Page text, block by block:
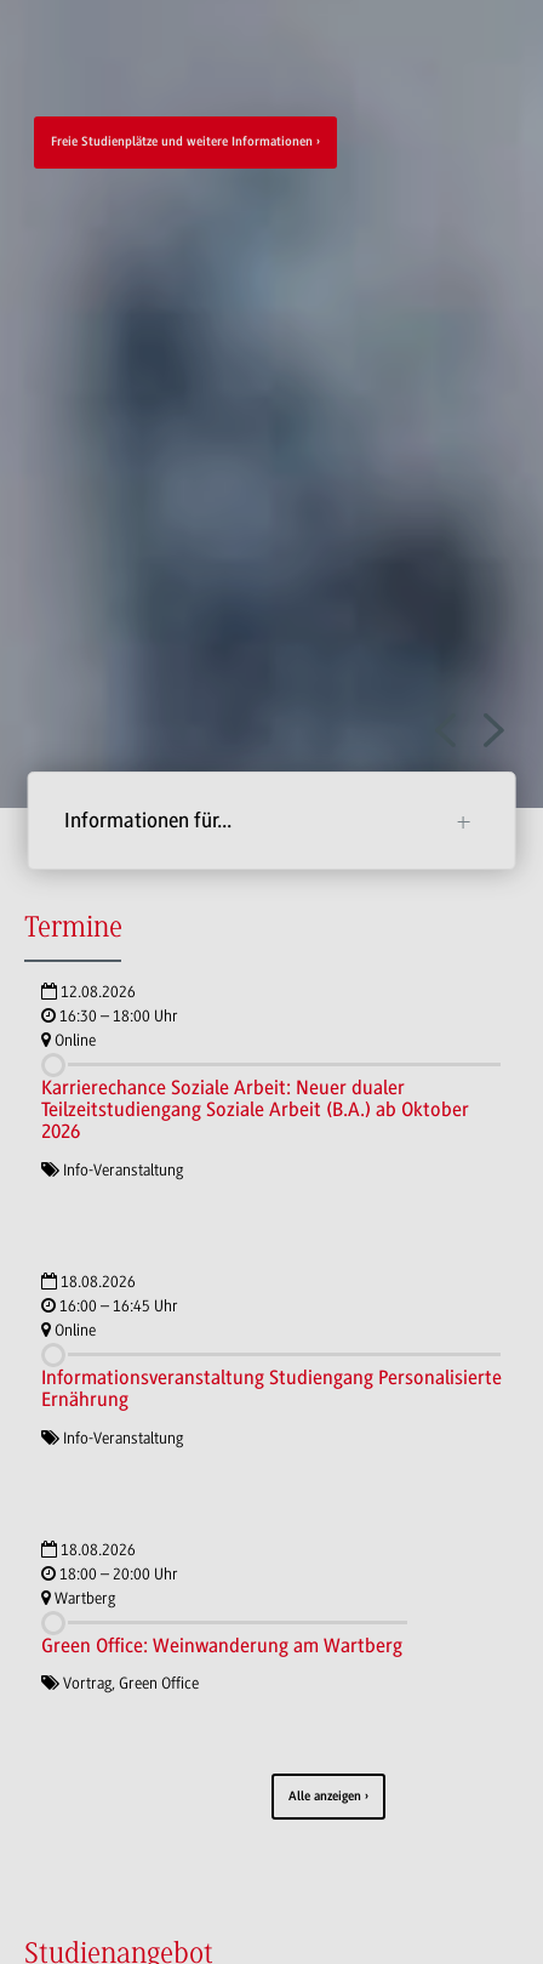
Freie Studienplätze und weitere Informationen
Informationen für...
Termine
12.08.2026
16:30 – 18:00 Uhr
Online
Karrierechance Soziale Arbeit: Neuer dualer
Teilzeitstudiengang Soziale Arbeit (B.A.) ab Oktober
2026
Info-Veranstaltung
18.08.2026
16:00 – 16:45 Uhr
Online
Informationsveranstaltung Studiengang Personalisierte
Ernährung
Info-Veranstaltung
18.08.2026
18:00 – 20:00 Uhr
Wartberg
Green Office: Weinwanderung am Wartberg
Vortrag, Green Office
Alle anzeigen
Studienangebot